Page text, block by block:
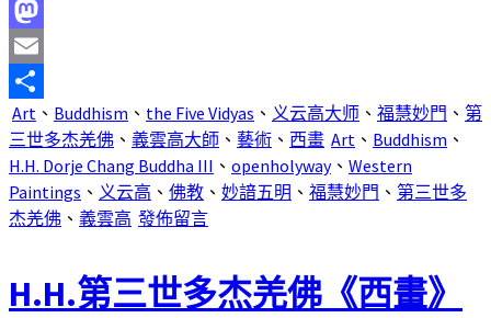
Facebook
Mastodon
Email
分
享
Art 、 Buddhism 、 the Five Vidyas 、 义云高大师 、 福慧妙門 、 第
三世多杰羌佛 、 義雲高大師 、 藝術 、 西畫 Art 、 Buddhism 、
H.H. Dorje Chang Buddha III 、 openholyway、 Western
Paintings 、 义云高 、 佛教 、 妙諳五明 、 福慧妙門 、 第三世多
杰羌佛 、 義雲高 發佈留言
H.H.第三世多杰羌佛《西畫》